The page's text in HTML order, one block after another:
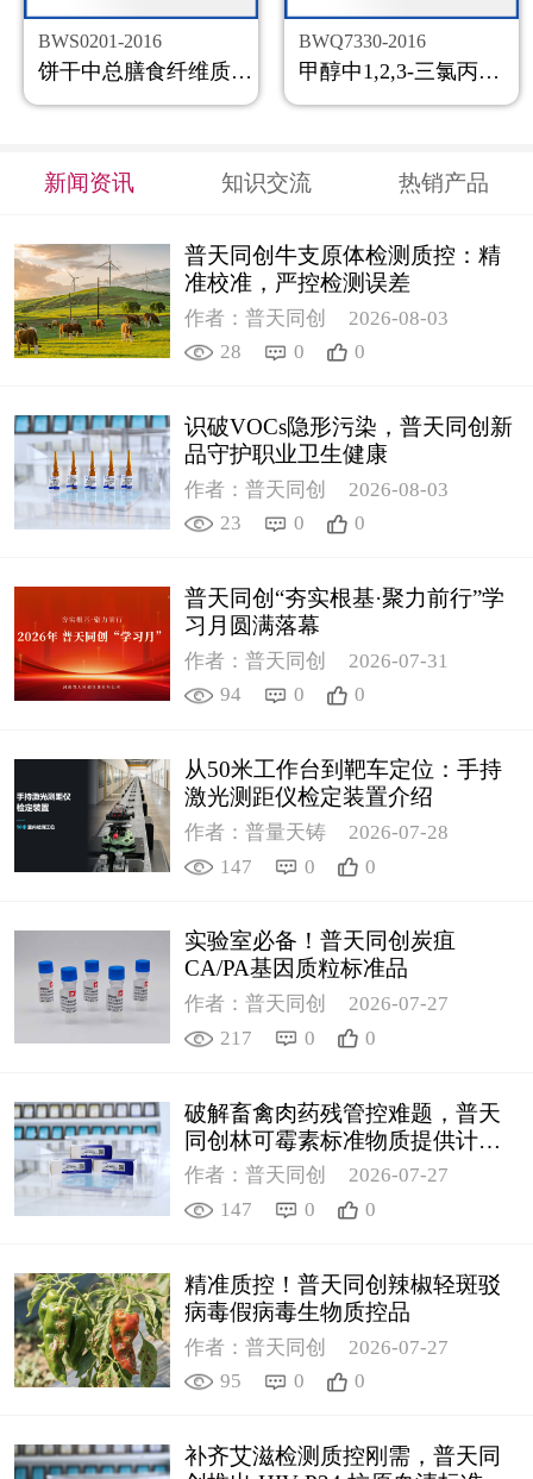
BWS0201-2016
饼干中总膳食纤维质控样品
BWQ7330-2016
甲醇中1,2,3-三氯丙烷溶液标准物质
新闻资讯 知识交流 热销产品
普天同创牛支原体检测质控：精
准校准，严控检测误差
作者：普天同创
2026-08-03
28
0 0
识破VOCs隐形污染，普天同创新
品守护职业卫生健康
作者：普天同创
2026-08-03
23
0 0
普天同创“夯实根基·聚力前行”学
习月圆满落幕
作者：普天同创
2026-07-31
94
0 0
从50米工作台到靶车定位：手持
激光测距仪检定装置介绍
作者：普量天铸
2026-07-28
147
0 0
实验室必备！普天同创炭疽
CA/PA基因质粒标准品
作者：普天同创
2026-07-27
217
0 0
破解畜禽肉药残管控难题，普天
同创林可霉素标准物质提供计量
支撑
作者：普天同创
2026-07-27
147
0 0
精准质控！普天同创辣椒轻斑驳
病毒假病毒生物质控品
作者：普天同创
2026-07-27
95
0 0
补齐艾滋检测质控刚需，普天同